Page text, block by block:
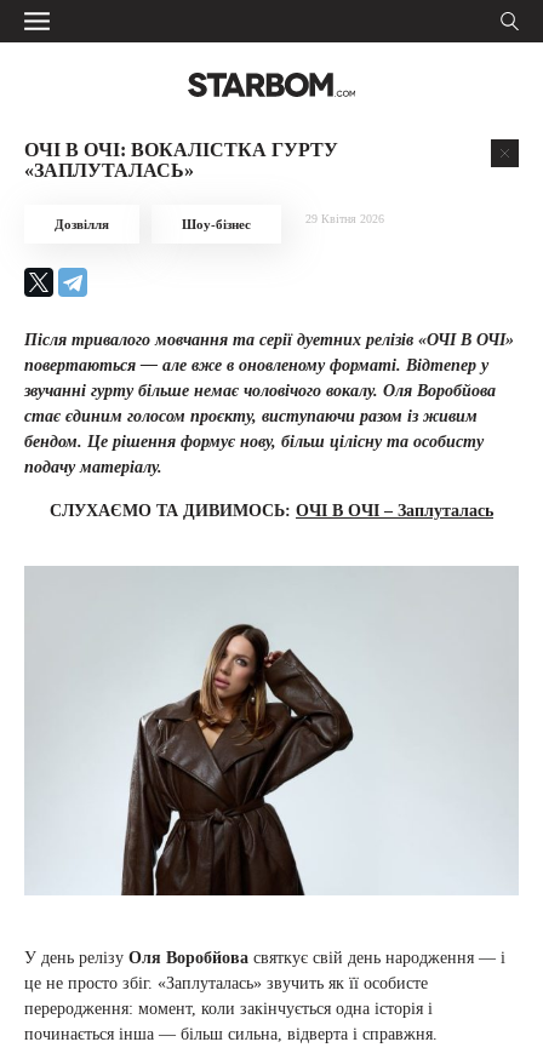
ОЧІ В ОЧІ: ВОКАЛІСТКА ГУРТУ
«ЗАПЛУТАЛАСЬ»
Дозвілля Шоу-бізнес 29 Квітня 2026
Після тривалого мовчання та серії дуетних релізів «ОЧІ В ОЧІ»
повертаються — але вже в оновленому форматі. Відтепер у
звучанні гурту більше немає чоловічого вокалу. Оля Воробйова
стає єдиним голосом проєкту, виступаючи разом із живим
бендом. Це рішення формує нову, більш цілісну та особисту
подачу матеріалу.
СЛУХАЄМО ТА ДИВИМОСЬ: ОЧІ В ОЧІ – Заплуталась
У день релізу Оля Воробйова святкує свій день народження — і
це не просто збіг. «Заплуталась» звучить як її особисте
переродження: момент, коли закінчується одна історія і
починається інша — більш сильна, відверта і справжня.